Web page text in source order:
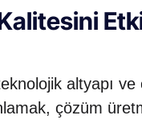
altyapı
çözüm